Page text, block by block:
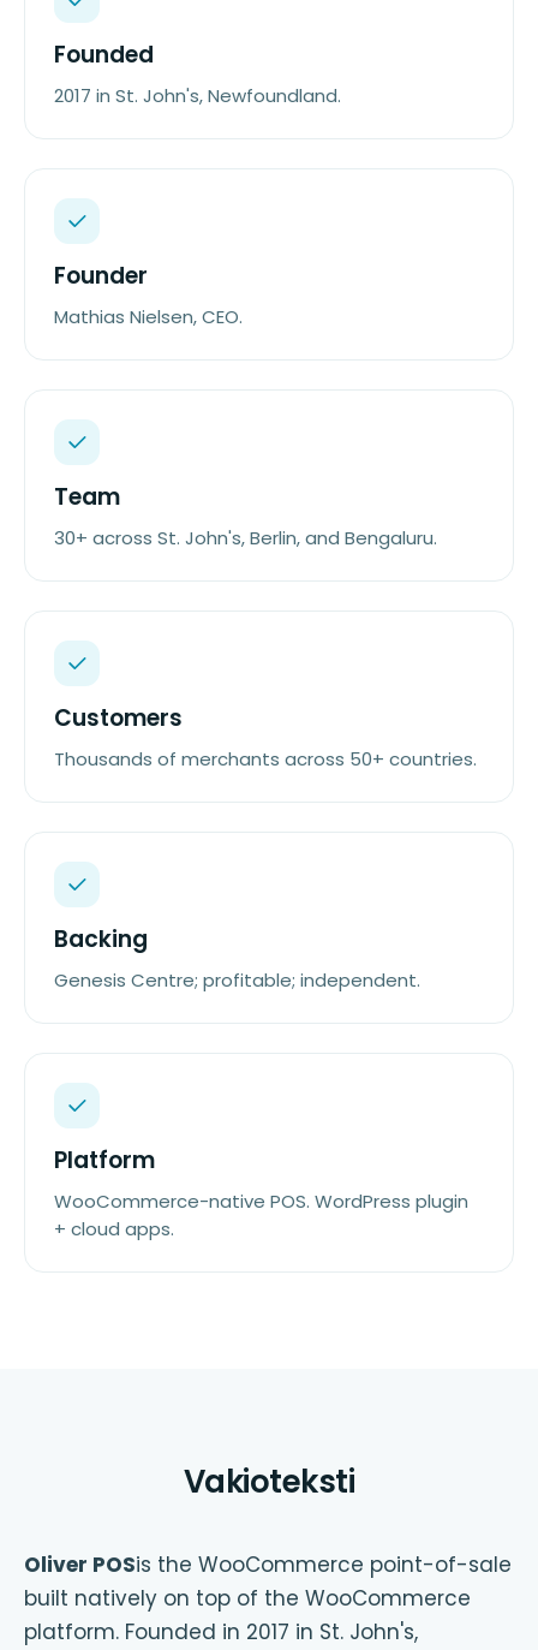
Founded
2017 in St. John's, Newfoundland.
Founder
Mathias Nielsen, CEO.
Team
30+ across St. John's, Berlin, and Bengaluru.
Customers
Thousands of merchants across 50+ countries.
Backing
Genesis Centre; profitable; independent.
Platform
WooCommerce-native POS. WordPress plugin
+ cloud apps.
Vakioteksti
Oliver POSis the WooCommerce point-of-sale
built natively on top of the WooCommerce
platform. Founded in 2017 in St. John's,